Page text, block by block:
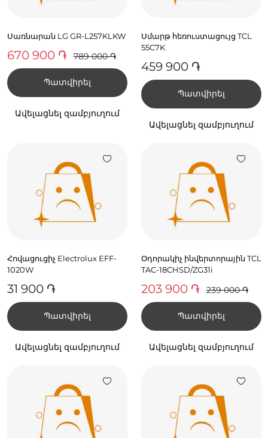
Սառնարան LG GR-L257KLKW
670 900 ֏ 789 000 ֏
Պատվիրել
Ավելացնել զամբյուղում
Սմարթ հեռուստացույց TCL
55C7K
459 900 ֏
Պատվիրել
Ավելացնել զամբյուղում
Հովացուցիչ Electrolux EFF-
1020W
31 900 ֏
Պատվիրել
Ավելացնել զամբյուղում
Օդորակիչ ինվերտորային TCL
TAC-18CHSD/ZG31i
203 900 ֏ 239 000 ֏
Պատվիրել
Ավելացնել զամբյուղում